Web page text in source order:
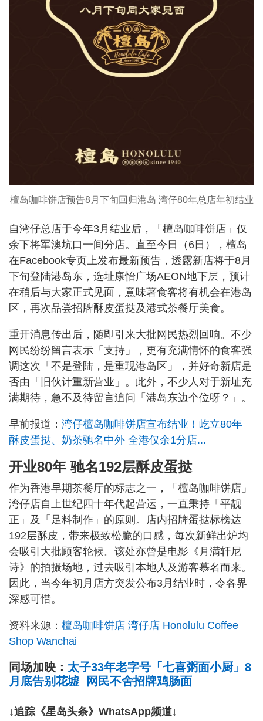
檀岛咖啡饼店预告8月下旬回归港岛 湾仔80年总店年初结业
自湾仔总店于今年3月结业后，「檀岛咖啡饼店」仅
余下将军澳坑口一间分店。直至今日（6日），檀岛
在Facebook专页上发布最新预告，透露新店将于8月
下旬登陆港岛东，选址康怡广场AEON地下层，预计
在稍后与大家正式见面，意味著食客将有机会在港岛
区，再次品尝招牌酥皮蛋挞及港式茶餐厅美食。
重开消息传出后，随即引来大批网民热烈回响。不少
网民纷纷留言表示「支持」，更有充满情怀的食客强
调这次「不是登陆，是重现港岛区」，并好奇新店是
否由「旧伙计重新营业」。此外，不少人对于新址充
满期待，急不及待留言追问「港岛东边个位呀？」。
早前报道： 湾仔檀岛咖啡饼店宣布结业！屹立80年
酥皮蛋挞、奶茶驰名中外 全港仅余1分店...
开业80年 驰名192层酥皮蛋挞
作为香港早期茶餐厅的标志之一，「檀岛咖啡饼店」
湾仔店自上世纪四十年代起营运，一直秉持「平靓
正」及「足料制作」的原则。店内招牌蛋挞标榜达
192层酥皮，带来极致松脆的口感，每次新鲜出炉均
会吸引大批顾客轮候。该处亦曾是电影《月满轩尼
诗》的拍摄场地，过去吸引本地人及游客慕名而来。
因此，当今年初月店方突发公布3月结业时，令各界
深感可惜。
资料来源： 檀岛咖啡饼店 湾仔店 Honolulu Coffee
Shop Wanchai
同场加映： 太子33年老字号「七喜粥面小厨」8
月底告别花墟 网民不舍招牌鸡肠面
↓追踪《星岛头条》WhatsApp频道↓